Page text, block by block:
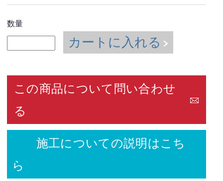
数量
カートに入れる
この商品について問い合わせ
る
施工についての説明はこち
ら